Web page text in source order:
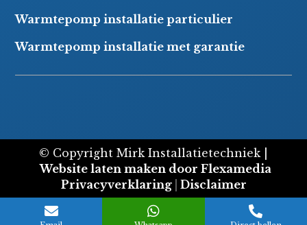
Warmtepomp installatie particulier
Warmtepomp installatie met garantie
© Copyright Mirk Installatietechniek |
Website laten maken door Flexamedia
Privacyverklaring| Disclaimer
  